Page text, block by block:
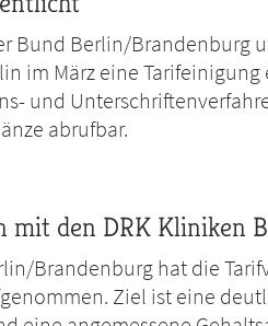
Bund Berlin/Brandenburg
im März eine
und
abrufbar.
mit den DRK Kliniken
Brandenburg hat die
Ziel ist eine